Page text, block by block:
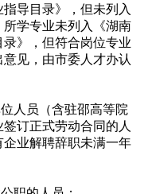
指导目录》，但未列入
学专业未列入《湖南
》，但符合岗位专业
见，由市委人才办认
人员（含驻邵高等院
订正式劳动合同的人
业解聘辞职未满一年